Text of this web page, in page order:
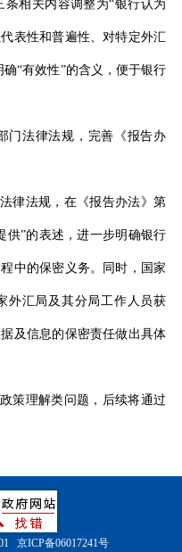
条相关内容调整为“银行认为
表性和普遍性、对特定外汇
确“有效性”的含义，便于银行
门法律法规，完善《报告办
律法规，在《报告办法》第
供”的表述，进一步明确银行
中的保密义务。同时，国家
外汇局及其分局工作人员获
及信息的保密责任做出具体
策理解类问题，后续将通过
京ICP备06017241号